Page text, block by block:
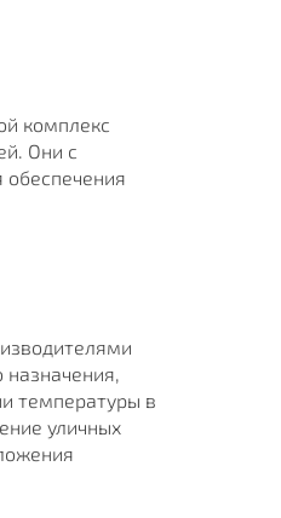
комплекс
Они с
обеспечения
температуры в
уличных